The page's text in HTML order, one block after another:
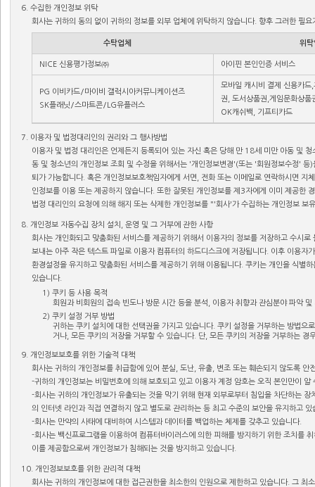
6. 수집한 개인정보 위탁
회사는 귀하의 동의 없이 귀하의 정보를 외부 업체에 위탁하지 않습니다. 향후 그러한 필
수탁업체 위탁
NICE 신용평가정보㈜ 아이핀 본인인증 서비스
PG 이비카드/마이비 갤럭시아커뮤니케이션즈
SK플래닛/스마트콘/LG유플러스
모바일 캐시비 결제 신용카드
권, 도서상품권,게임문화상품
OK캐쉬백, 기프티카드
7. 이용자 및 법정대리인의 권리와 그 행사방법
이용자 및 법정 대리인은 언제든지 등록되어 있는 자신 혹은 당해 만 18세 미만 아동 및
동 및 청소년의 개인정보 조회 및 수정을 위해서는 '개인정보변경'(또는 '회원정보수정'
퇴가 가능합니다. 혹은 개인정보보호책임자에게 서면, 전화 또는 이메일로 연락하시면
인정보를 이용 또는 제공하지 않습니다. 또한 잘못된 개인정보를 제3자에게 이미 제공한
법정 대리인의 요청에 의해 해지 또는 삭제한 개인정보를 "'회사'가 수집하는 개인정보
8. 개인정보 자동수집 장치 설치, 운영 및 그 거부에 관한 사항
회사는 개인화되고 맞춤화된 서비스를 제공하기 위해서 이용자의 정보를 저장하고 수시
보내는 아주 작은 텍스트 파일로 이용자 컴퓨터의 하드디스크에 저장됩니다. 이후 이용
환경설정을 유지하고 맞춤화된 서비스를 제공하기 위해 이용됩니다. 쿠키는 개인을 식별
있습니다.
1) 쿠키 등 사용 목적
회원과 비회원의 접속 빈도나 방문 시간 등을 분석, 이용자 취향과 관심분야 파악
2) 쿠키 설정 거부 방법
귀하는 쿠키 설치에 대한 선택권을 가지고 있습니다. 쿠키 설정을 거부하는 방법
거나, 모든 쿠키의 저장을 거부할 수 있습니다. 단, 모든 쿠키의 저장을 거부하는
9. 개인정보보호를 위한 기술적 대책
회사는 귀하의 개인정보를 취급함에 있어 분실, 도난, 유출, 변조 또는 훼손되지 않도록 안
-귀하의 개인정보는 비밀번호에 의해 보호되고 있고 이용자 계정 암호는 오직 본인만이
-회사는 귀하의 개인정보가 유출되는 것을 막기 위해 현재 외부로부터 침입을 차단하는
의 인터넷 라인과 직접 연결하지 않고 별도로 관리하는 등 최고 수준의 보안을 유지하고 있
-회사는 만약의 사태에 대비하여 시스템과 데이터를 백업하는 체제를 갖추고 있습니다.
-회사는 백신프로그램을 이용하여 컴퓨터바이러스에 의한 피해를 방지하기 위한 조치를
이를 제공함으로써 개인정보가 침해되는 것을 방지하고 있습니다.
10. 개인정보보호를 위한 관리적 대책
회사는 귀하의 개인정보에 대한 접근권한을 최소한의 인원으로 제한하고 있습니다. 그 최